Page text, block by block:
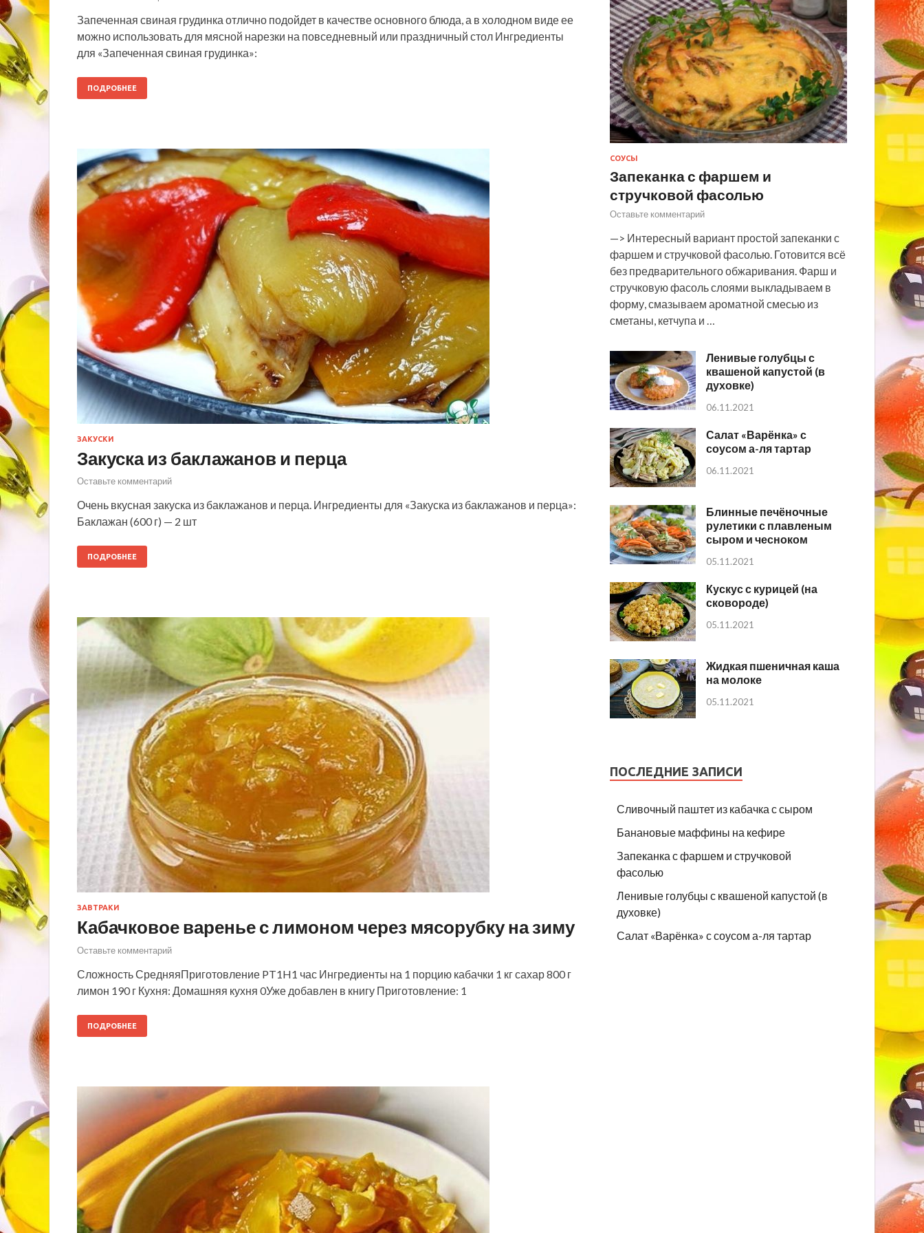
Запеченная свиная грудинка отлично подойдет в качестве основного блюда, а в холодном виде ее
можно использовать для мясной нарезки на повседневный или праздничный стол Ингредиенты
для «Запеченная свиная грудинка»:
ПОДРОБНЕЕ
ЗАКУСКИ
Закуска из баклажанов и перца
Оставьте комментарий
Очень вкусная закуска из баклажанов и перца. Ингредиенты для «Закуска из баклажанов и перца»:
Баклажан (600 г) — 2 шт
ПОДРОБНЕЕ
ЗАВТРАКИ
Кабачковое варенье с лимоном через мясорубку на зиму
Оставьте комментарий
Сложность СредняяПриготовление PT1H1 час Ингредиенты на 1 порцию кабачки 1 кг сахар 800 г
лимон 190 г Кухня: Домашняя кухня 0Уже добавлен в книгу Приготовление: 1
ПОДРОБНЕЕ
СОУСЫ
Запеканка с фаршем и
стручковой фасолью
Оставьте комментарий
—> Интересный вариант простой запеканки с
фаршем и стручковой фасолью. Готовится всё
без предварительного обжаривания. Фарш и
стручковую фасоль слоями выкладываем в
форму, смазываем ароматной смесью из
сметаны, кетчупа и …
Ленивые голубцы с
квашеной капустой (в
духовке)
06.11.2021
Салат «Варёнка» с
соусом а-ля тартар
06.11.2021
Блинные печёночные
рулетики с плавленым
сыром и чесноком
05.11.2021
Кускус с курицей (на
сковороде)
05.11.2021
Жидкая пшеничная каша
на молоке
05.11.2021
ПОСЛЕДНИЕ ЗАПИСИ
Сливочный паштет из кабачка с сыром
Банановые маффины на кефире
Запеканка с фаршем и стручковой
фасолью
Ленивые голубцы с квашеной капустой (в
духовке)
Салат «Варёнка» с соусом а-ля тартар